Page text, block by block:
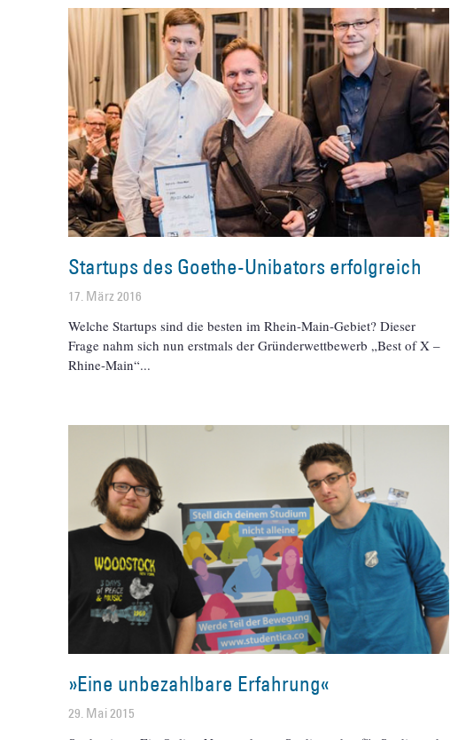
Startups des Goethe-Unibators erfolgreich
17. März 2016
Welche Startups sind die besten im Rhein-Main-Gebiet? Dieser
Frage nahm sich nun erstmals der Gründerwettbewerb „Best of X –
Rhine-Main“
»Eine unbezahlbare Erfahrung«
29. Mai 2015